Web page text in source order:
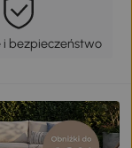
i bezpieczeństwo